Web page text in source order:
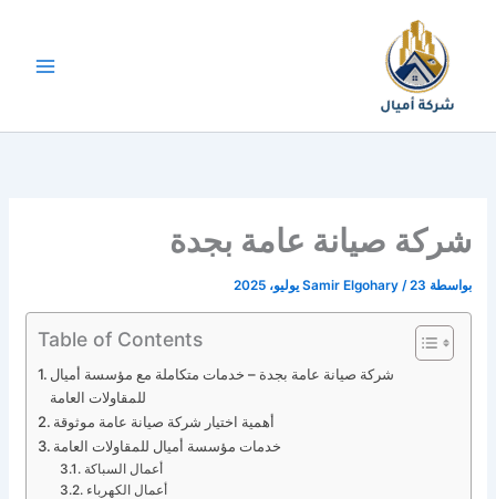
المحتوى
شركة صيانة عامة بجدة
بواسطة Samir Elgohary /23 يوليو، 2025
Table of Contents
شركة صيانة عامة بجدة – خدمات متكاملة مع مؤسسة أميال
للمقاولات العامة
أهمية اختيار شركة صيانة عامة موثوقة
خدمات مؤسسة أميال للمقاولات العامة
أعمال السباكة
أعمال الكهرباء